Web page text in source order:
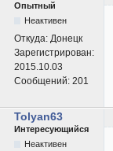
Опытный
Неактивен
Откуда: Донецк
Зарегистрирован:
2015.10.03
Сообщений: 201
Tolyan63
Интересующийся
Неактивен